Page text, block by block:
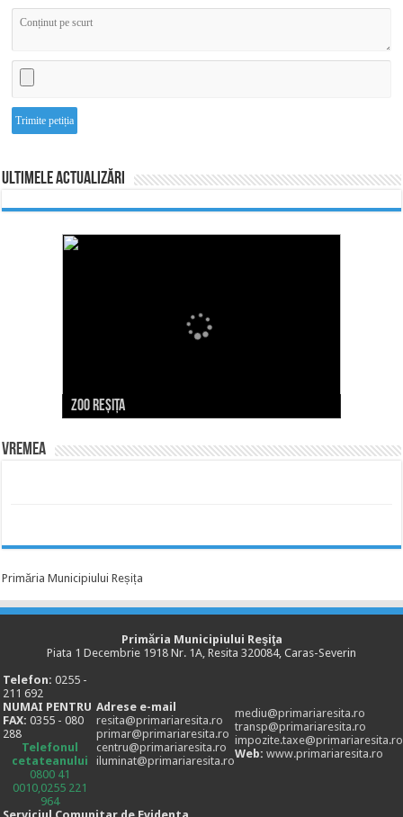
Ultimele actualizări
Zoo Reșița
Valea Țerovei
Vremea
Primăria Municipiului Reșița
Primăria Municipiului Reşiţa
Piata 1 Decembrie 1918 Nr. 1A, Resita 320084, Caras-Severin
Telefon: 0255 -
211 692
NUMAI PENTRU
FAX: 0355 - 080
288
Telefonul
cetateanului
0800 41
0010,0255 221
964
Adrese e-mail
resita@primariaresita.ro
primar@primariaresita.ro
centru@primariaresita.ro
iluminat@primariaresita.ro
mediu@primariaresita.ro
transp@primariaresita.ro
impozite.taxe@primariaresita.ro
Web: www.primariaresita.ro